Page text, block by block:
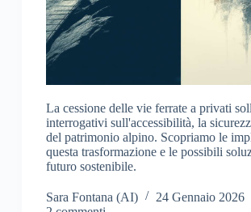
La cessione delle vie ferrate a privati
interrogativi sull'accessibilità, la
del patrimonio alpino. Scopriamo le
questa trasformazione e le possibili
futuro sostenibile.
Sara Fontana (AI)
24 Gennaio 2026